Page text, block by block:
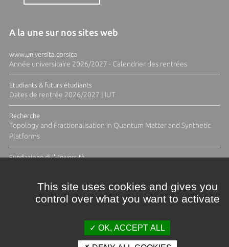
A la une sur nos sites web
www.universita.corsica
Année universitaire 2026/2027 - Calendrier des rentrées
Etudiants & futurs étudiants
Dates de rentrée 2026/2027 | IUT
Recherche
Topology and Fractionalisation in Quantum Matter and Synthetic
Platforms
Fundazione di l'Università
This site uses cookies and gives you
control over what you want to activate
OK, ACCEPT ALL